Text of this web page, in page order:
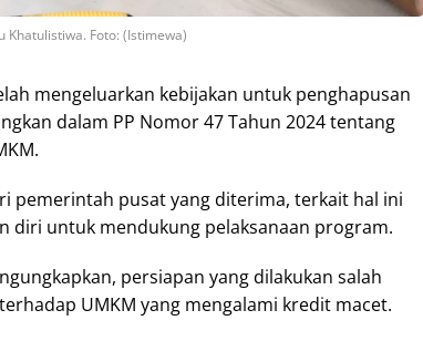
Foto: (Istimewa)
mengeluarkan kebijakan untuk penghapusan
dalam PP Nomor 47 Tahun 2024 tentang
pemerintah pusat yang diterima, terkait hal ini
diri untuk mendukung pelaksanaan program.
persiapan yang dilakukan salah
UMKM yang mengalami kredit macet.